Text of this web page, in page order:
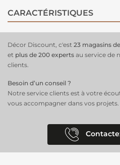
CARACTÉRISTIQUES
Décor Discount, c'est 23 magasins
et plus de 200 experts au service de
clients.
Besoin d’un conseil ?
Notre service clients est à votre
vous accompagner dans vos projets.